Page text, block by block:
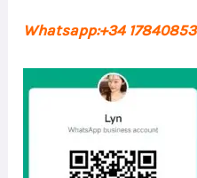
Whatsapp:+34